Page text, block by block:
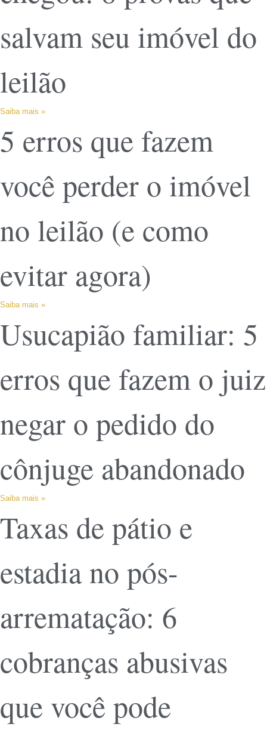
salvam seu imóvel do
leilão
Saiba mais »
5 erros que fazem
você perder o imóvel
no leilão (e como
evitar agora)
Saiba mais »
Usucapião familiar: 5
erros que fazem o juiz
negar o pedido do
cônjuge abandonado
Saiba mais »
Taxas de pátio e
estadia no pós-
arrematação: 6
cobranças abusivas
que você pode